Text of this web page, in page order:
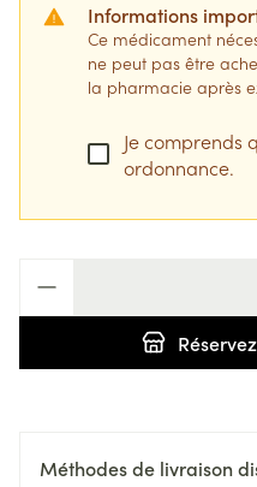
Informations
Ce médicament
ne peut pas être
la pharmacie après
Je comprends
ordonnance.
Réservez
Méthodes de livraison